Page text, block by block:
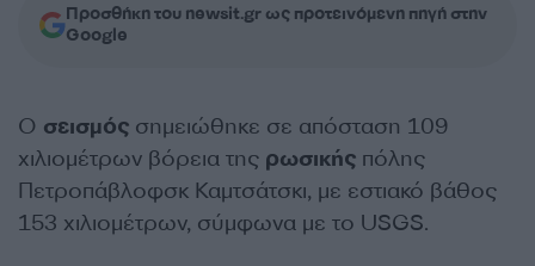
Προσθήκη του newsit.gr ως προτεινόμενη πηγή στην
Google
Ο σεισμός σημειώθηκε σε απόσταση 109
χιλιομέτρων βόρεια της ρωσικής πόλης
Πετροπάβλοφσκ Καμτσάτσκι, με εστιακό βάθος
153 χιλιομέτρων, σύμφωνα με το USGS.